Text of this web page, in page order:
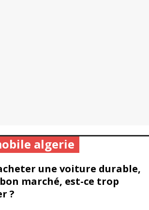
algerie
une voiture durable,
marché, est-ce trop
?